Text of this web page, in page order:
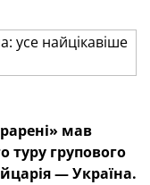
» мав
туру групового
— Україна.